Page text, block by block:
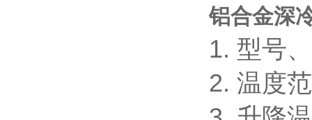
铝合金深
1. 型号
2. 温度